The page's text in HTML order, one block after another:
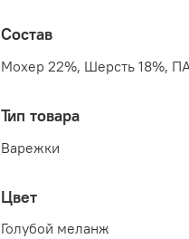
Состав
Мохер 22%, Шерсть 18%,
Тип товара
Варежки
Цвет
Голубой меланж